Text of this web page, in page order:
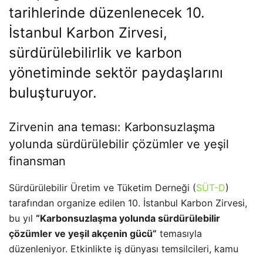
tarihlerinde düzenlenecek 10.
İstanbul Karbon Zirvesi,
sürdürülebilirlik ve karbon
yönetiminde sektör paydaşlarını
buluşturuyor.
Zirvenin ana teması: Karbonsuzlaşma
yolunda sürdürülebilir çözümler ve yeşil
finansman
Sürdürülebilir Üretim ve Tüketim Derneği (SÜT-D)
tarafından organize edilen 10. İstanbul Karbon Zirvesi,
bu yıl “Karbonsuzlaşma yolunda sürdürülebilir
çözümler ve yeşil akçenin gücü” temasıyla
düzenleniyor. Etkinlikte iş dünyası temsilcileri, kamu